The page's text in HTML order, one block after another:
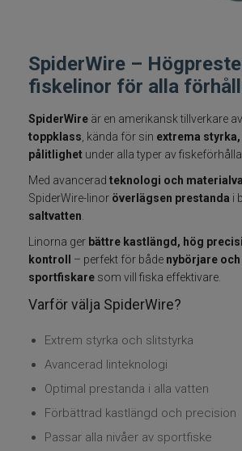
Småplock
Tillbehör
Flugbindning
Flugfiske
Vinterfiske
Kläder
Specimenfiske
Varumärken
SpiderWire –
fiskelinor för alla
SpiderWire är en amerikansk tillverkare av
toppklass, kända för sin extrema
pålitlighet under alla typer av
Med avancerad teknologi och materialval
SpiderWire-linor överlägsen prestanda i
saltvatten.
Linorna ger bättre kastlängd, hög
kontroll
– perfekt för både nybörjare
sportfiskare som vill fiska effektivare.
Varför välja SpiderWire?
Extrem styrka och slitstyrka
Avancerad linteknologi
Optimal prestanda i alla vatten
Förbättrad kastlängd och precision
Passar alla nivåer av sportfiske